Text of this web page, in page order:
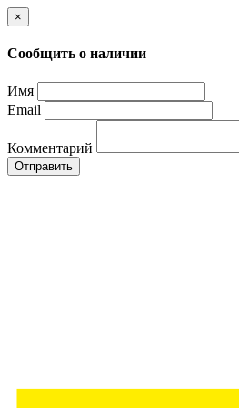
×
Сообщить о наличии
Имя
Email
Комментарий
Отправить